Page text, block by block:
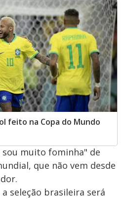
feito na Copa do Mundo
sou muito fominha" de
que não vem desde
seleção brasileira será